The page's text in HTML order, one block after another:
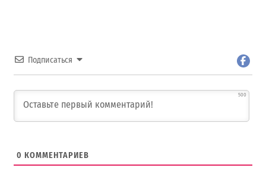
Подписаться
500
0 КОММЕНТАРИЕВ